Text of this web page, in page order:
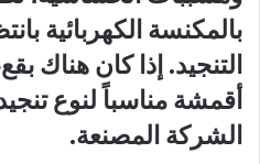
بالمكنسة الكهربائية
التنجيد. إذا كان هناك
أقمشة مناسباً لنوع
الشركة المصنعة.